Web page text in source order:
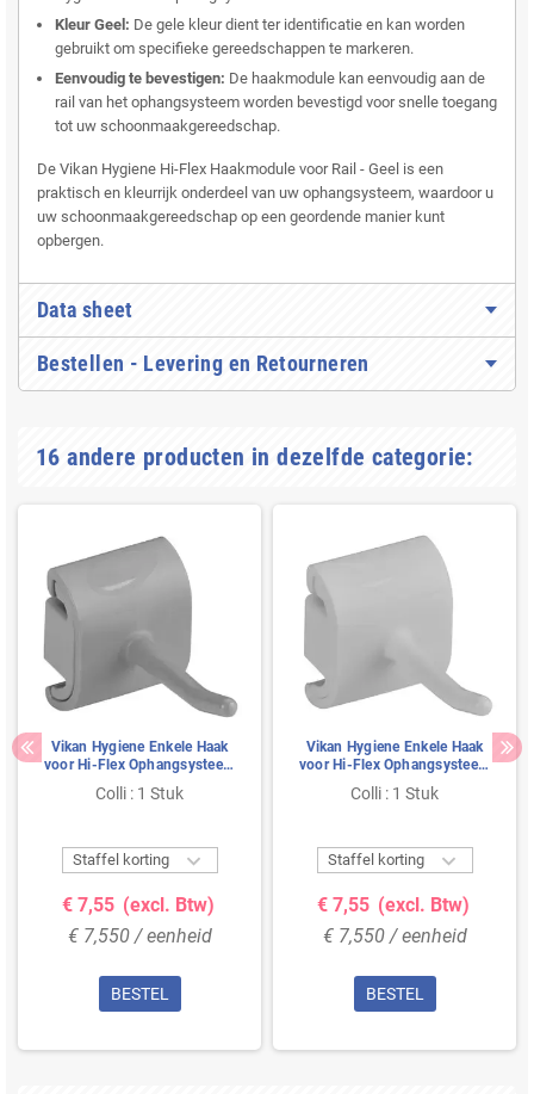
Kleur Geel: De gele kleur dient ter identificatie en kan worden
gebruikt om specifieke gereedschappen te markeren.
Eenvoudig te bevestigen: De haakmodule kan eenvoudig aan de
rail van het ophangsysteem worden bevestigd voor snelle toegang
tot uw schoonmaakgereedschap.
De Vikan Hygiene Hi-Flex Haakmodule voor Rail - Geel is een
praktisch en kleurrijk onderdeel van uw ophangsysteem, waardoor u
uw schoonmaakgereedschap op een geordende manier kunt
opbergen.
Data sheet
Bestellen - Levering en Retourneren
16 andere producten in dezelfde categorie:
Vikan Hygiene Enkele Haak
voor Hi-Flex Ophangsysteem
- Grijs - 41 - 5mm
Colli : 1 Stuk
Staffel korting 
€ 7,55 (excl. Btw)
€ 7,550 / eenheid
BESTEL
Vikan Hygiene Enkele Haak
voor Hi-Flex Ophangsysteem
- Wit - 41 - 5mm
Colli : 1 Stuk
Staffel korting 
€ 7,55 (excl. Btw)
€ 7,550 / eenheid
BESTEL